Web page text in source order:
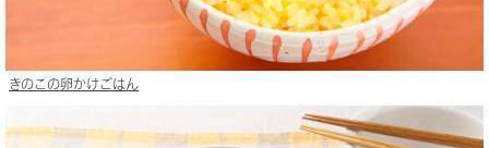
きのこの卵かけごはん